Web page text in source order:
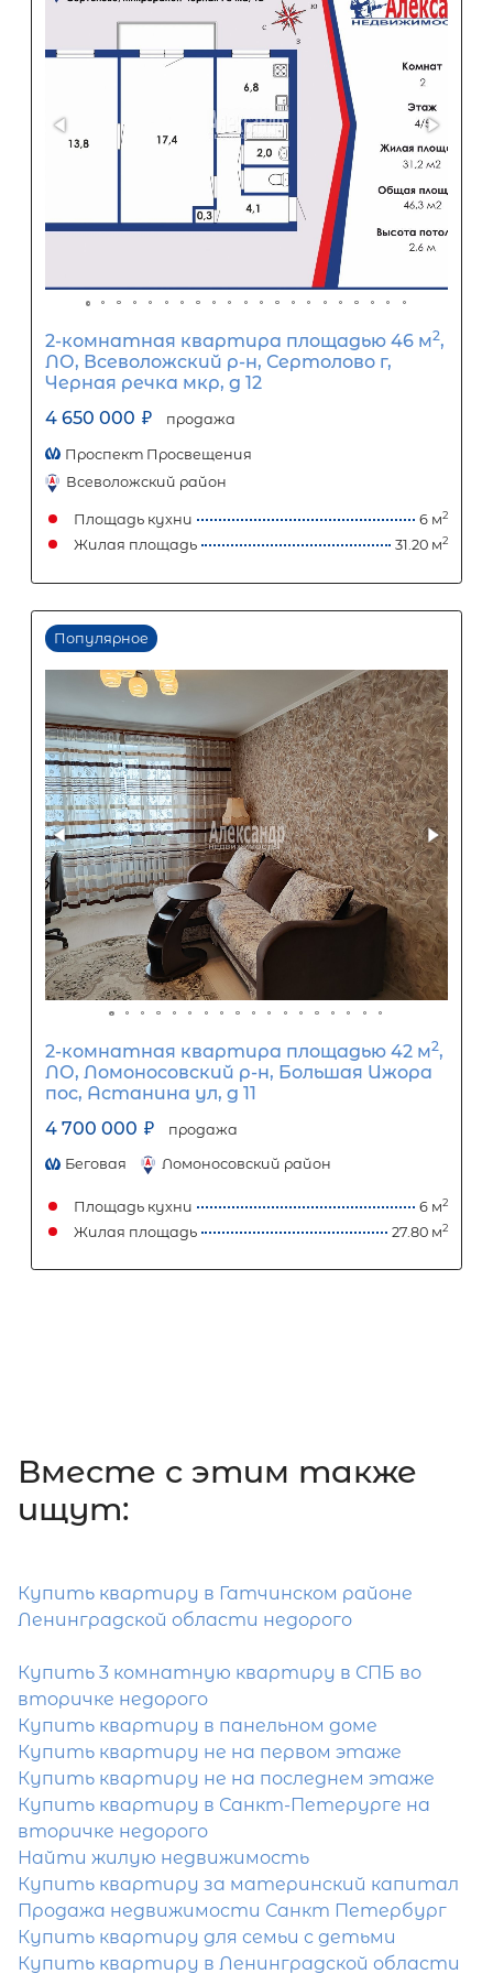
2 комнаты в 3-комнатной
площадью 62 м2, СПб, Приморский
Савушкина ул, д 27 корп 1
6 400 000 ₽ продажа
Черная Речка
Площадь кухни
Жилая площадь
Популярное
ЛО, Приозерский р-н, Раздолье пос,
Центральная ул, д 10
Затрудняетесь с выбором?
сжатые сроки
Отправить заявку
Популярное
Вместе c этим также
ищут:
Купить квартиру в Гатчинском районе
Ленинградской области недорого
Купить 3 комнатную квартиру в СПБ во
вторичке недорого
Купить квартиру в панельном доме
Купить квартиру не на первом этаже
Купить квартиру не на последнем этаже
Купить квартиру в Санкт-Петерурге на
вторичке недорого
Найти жилую недвижимость
Купить квартиру за материнский капитал
Продажа недвижимости Санкт Петербург
Купить квартиру для семьи с детьми
Купить квартиру в Ленинградской области